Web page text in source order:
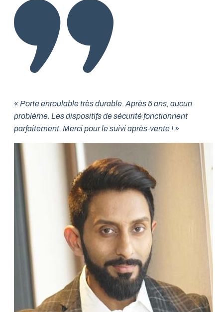
« Porte enroulable très durable. Après 5 ans, aucun
problème. Les dispositifs de sécurité fonctionnent
parfaitement. Merci pour le suivi après-vente ! »